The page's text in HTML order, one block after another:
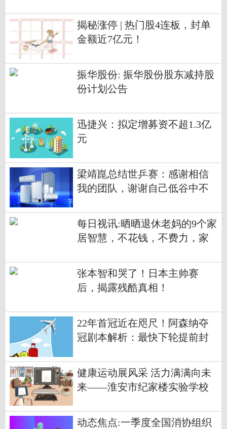
揭秘涨停 | 热门股4连板，封单
金额近7亿元！
振华股份: 振华股份股东减持股
份计划公告
迅捷兴：拟定增募资不超1.3亿
元
梁靖崑总结世乒赛：感谢相信
我的团队，谢谢自己低谷中不
每日视讯:晒晒退休老妈的9个家
居智慧，不花钱，不费力，家
张本智和哭了！日本主帅赛
后，揭露残酷真相！
22年首冠近在咫尺！阿森纳夺
冠剧本解析：最快下轮提前封
健康运动展风采 活力满满向未
来——淮安市纪家楼实验学校
动态焦点:一季度全国消协组织